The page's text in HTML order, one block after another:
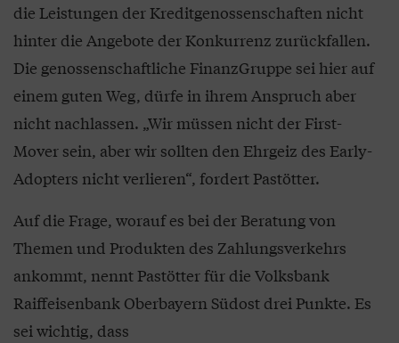
die Leistungen der Kreditgenossenschaften nicht
hinter die Angebote der Konkurrenz zurückfallen.
Die genossenschaftliche FinanzGruppe sei hier auf
einem guten Weg, dürfe in ihrem Anspruch aber
nicht nachlassen. „Wir müssen nicht der First-
Mover sein, aber wir sollten den Ehrgeiz des Early-
Adopters nicht verlieren“, fordert Pastötter.
Auf die Frage, worauf es bei der Beratung von
Themen und Produkten des Zahlungsverkehrs
ankommt, nennt Pastötter für die Volksbank
Raiffeisenbank Oberbayern Südost drei Punkte. Es
sei wichtig, dass